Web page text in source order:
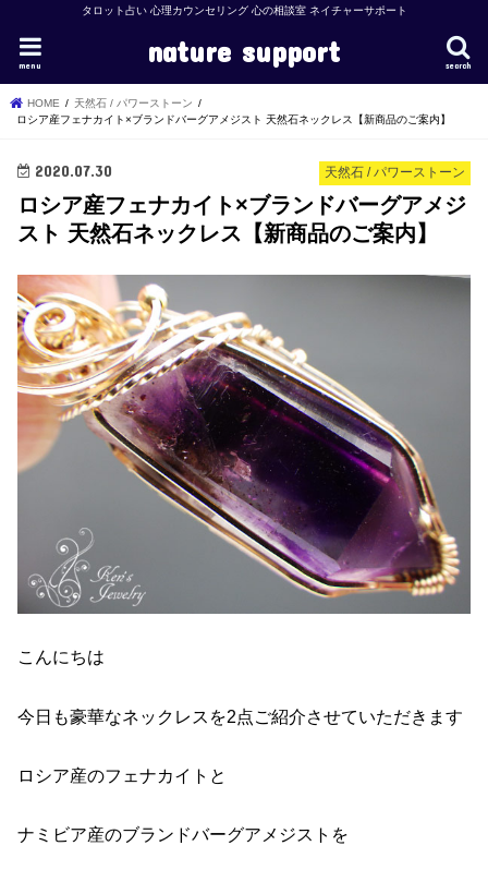
タロット占い 心理カウンセリング 心の相談室 ネイチャーサポート
nature support search
menu
HOME
天然石 / パワーストーン
ロシア産フェナカイト×ブランドバーグアメジスト 天然石ネックレス【新商品のご案内】
天然石 / パワーストーン
2020.07.30
ロシア産フェナカイト×ブランドバーグアメジ
スト 天然石ネックレス【新商品のご案内】
こんにちは
今日も豪華なネックレスを2点ご紹介させていただきます
ロシア産のフェナカイトと
ナミビア産のブランドバーグアメジストを